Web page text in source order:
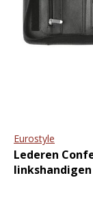
Leren Billfold
portemonnee
Original RFID
€44,95 €49,95
Eurostyle
Lederen
linkshandigen